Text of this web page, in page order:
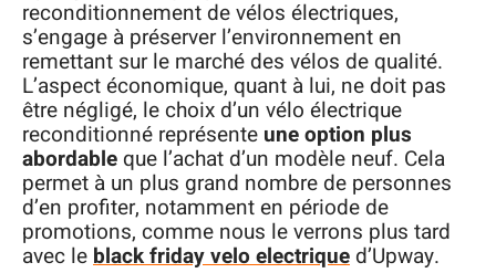
reconditionnement de vélos électriques,
s’engage à préserver l’environnement en
remettant sur le marché des vélos de qualité.
L’aspect économique, quant à lui, ne doit pas
être négligé, le choix d’un vélo électrique
reconditionné représente une option plus
abordable que l’achat d’un modèle neuf. Cela
permet à un plus grand nombre de personnes
d’en profiter, notamment en période de
promotions, comme nous le verrons plus tard
avec le black friday velo electrique d’Upway.